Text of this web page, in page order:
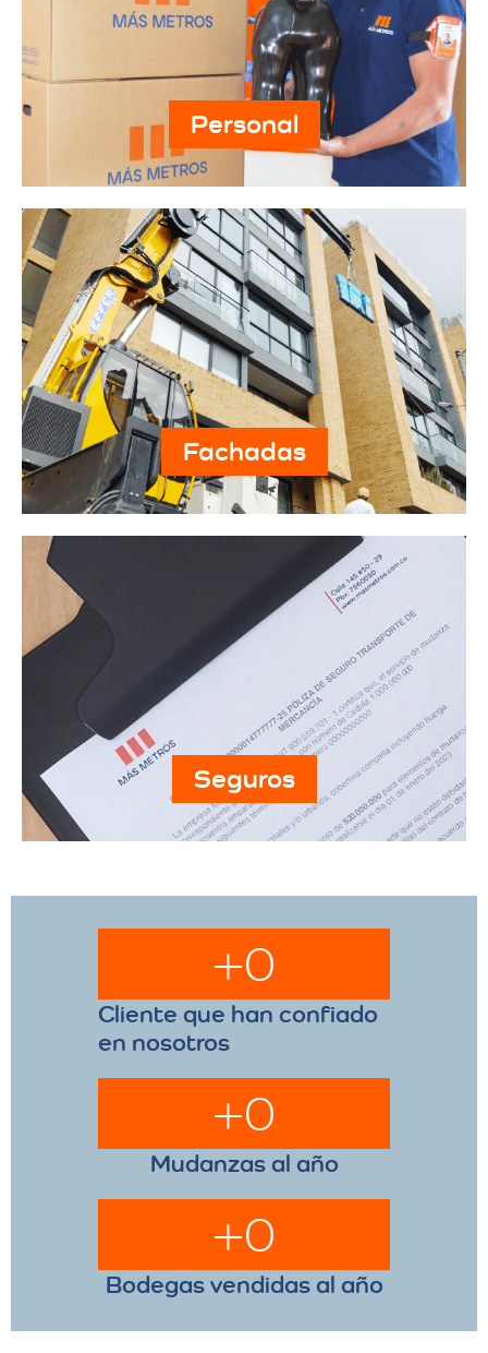
Personal
Fachadas
Seguros
Cliente que han confiado
en nosotros
+0
Mudanzas al año
+0
Bodegas vendidas al año
+0